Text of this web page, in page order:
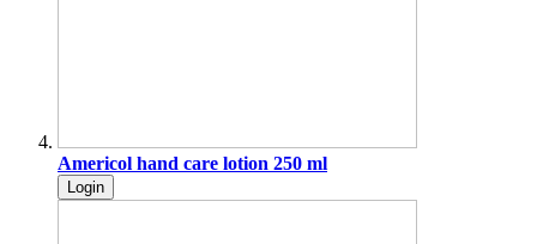
Americol hand care lotion 250 ml
Login